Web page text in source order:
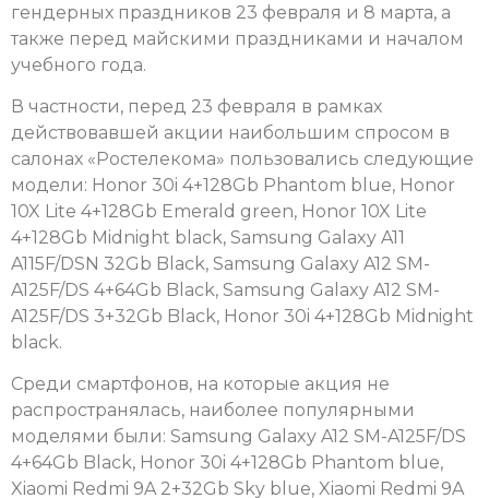
гендерных праздников 23 февраля и 8 марта, а
также перед майскими праздниками и началом
учебного года.
В частности, перед 23 февраля в рамках
действовавшей акции наибольшим спросом в
салонах «Ростелекома» пользовались следующие
модели: Honor 30i 4+128Gb Phantom blue, Honor
10X Lite 4+128Gb Emerald green, Honor 10X Lite
4+128Gb Midnight black, Samsung Galaxy A11
A115F/DSN 32Gb Black, Samsung Galaxy A12 SM-
A125F/DS 4+64Gb Black, Samsung Galaxy A12 SM-
A125F/DS 3+32Gb Black, Honor 30i 4+128Gb Midnight
black.
Среди смартфонов, на которые акция не
распространялась, наиболее популярными
моделями были: Samsung Galaxy A12 SM-A125F/DS
4+64Gb Black, Honor 30i 4+128Gb Phantom blue,
Xiaomi Redmi 9A 2+32Gb Sky blue, Xiaomi Redmi 9A